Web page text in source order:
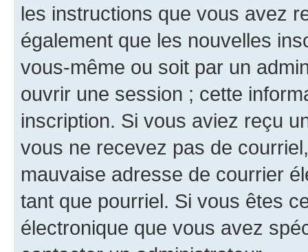
les instructions que vous avez
également que les nouvelles
vous-même ou soit par un
ouvrir une session ; cette
inscription. Si vous aviez reçu
vous ne recevez pas de
mauvaise adresse de courrier
tant que pourriel. Si vous êtes
électronique que vous avez